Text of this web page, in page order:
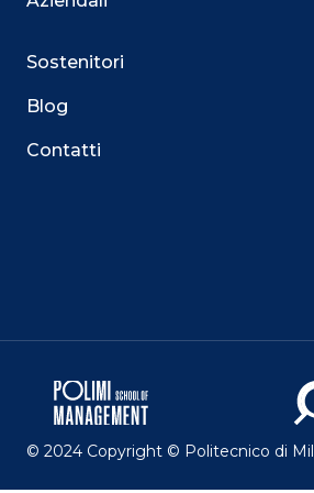
Sostenitori
Blog
Contatti
© 2024 Copyright © Politecnico di
servizio. Utilizziamo i cookie
mirate aderenti alle tue
Puoi esprimere il tuo
Potrai sempre gestire le tue